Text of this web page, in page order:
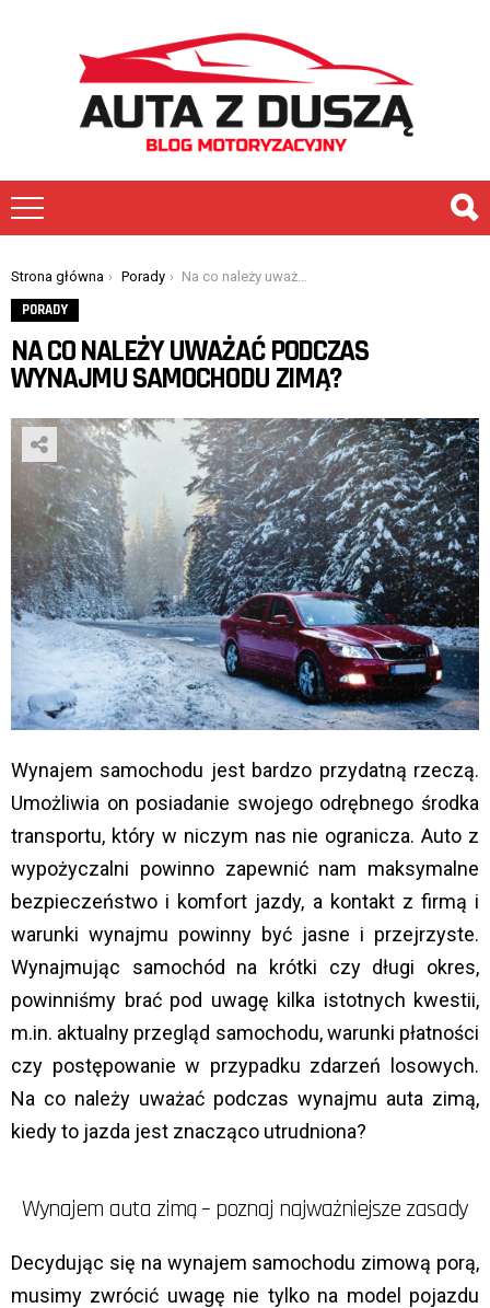
You are here:
Strona główna Porady Na co należy uważać podczas wynajmu samochodu zimą?
PORADY
NA CO NALEŻY UWAŻAĆ PODCZAS
WYNAJMU SAMOCHODU ZIMĄ?
Wynajem samochodu jest bardzo przydatną rzeczą.
Umożliwia on posiadanie swojego odrębnego środka
transportu, który w niczym nas nie ogranicza. Auto z
wypożyczalni powinno zapewnić nam maksymalne
bezpieczeństwo i komfort jazdy, a kontakt z firmą i
warunki wynajmu powinny być jasne i przejrzyste.
Wynajmując samochód na krótki czy długi okres,
powinniśmy brać pod uwagę kilka istotnych kwestii,
m.in. aktualny przegląd samochodu, warunki płatności
czy postępowanie w przypadku zdarzeń losowych.
Na co należy uważać podczas wynajmu auta zimą,
kiedy to jazda jest znacząco utrudniona?
Wynajem auta zimą – poznaj najważniejsze zasady
Decydując się na wynajem samochodu zimową porą,
musimy zwrócić uwagę nie tylko na model pojazdu